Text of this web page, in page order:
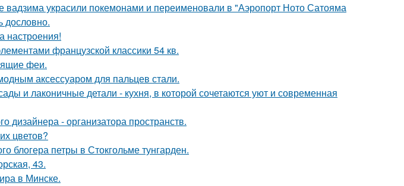
вадзима украсили покемонами и переименовали в "Аэропорт Ното Сатояма
дословно.
настроения!
французской классики 54 кв.
феи.
аксессуаром для пальцев стали.
и лаконичные детали - кухня, в которой сочетаются уют и современная
дизайнера - организатора пространств.
цветов?
блогера петры в Стокгольме тунгарден.
43.
в Минске.